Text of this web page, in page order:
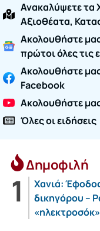
Ανακαλύψετε τα
Αξιοθέατα,
Ακολουθήστε
πρώτοι όλες τις
Ακολουθήστε
Facebook
Ακολουθήστε
Όλες οι ειδήσεις
Δημοφιλή
Χανιά:
δικηγόρου –